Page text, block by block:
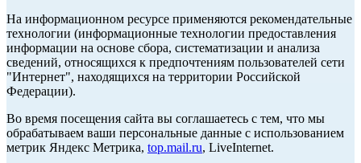
На информационном ресурсе применяются рекомендательные
технологии (информационные технологии предоставления
информации на основе сбора, систематизации и анализа
сведений, относящихся к предпочтениям пользователей сети
"Интернет", находящихся на территории Российской
Федерации).
Во время посещения сайта вы соглашаетесь с тем, что мы
обрабатываем ваши персональные данные с использованием
метрик Яндекс Метрика, top.mail.ru, LiveInternet.